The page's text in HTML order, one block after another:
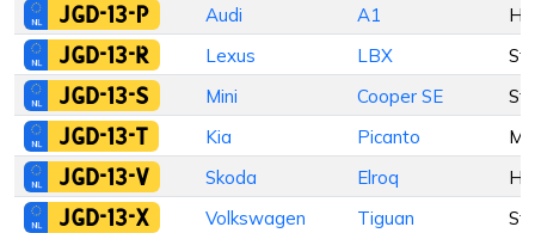
JGD-13-P Audi A1
JGD-13-R Lexus LBX
JGD-13-S Mini Cooper SE
JGD-13-T Kia Picanto
JGD-13-V Skoda Elroq
JGD-13-X Volkswagen Tiguan